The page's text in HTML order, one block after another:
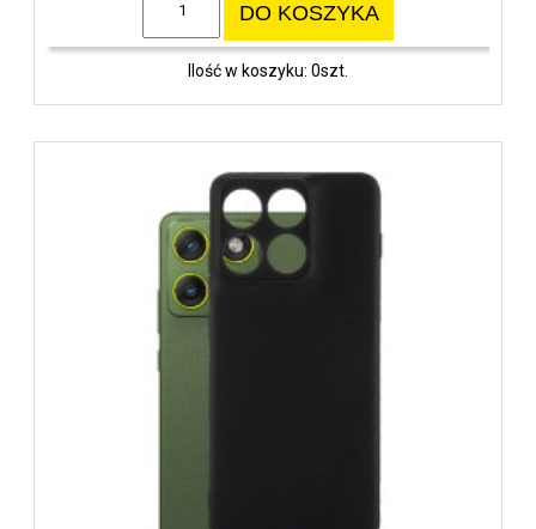
DO KOSZYKA
Ilość w koszyku: 0szt.